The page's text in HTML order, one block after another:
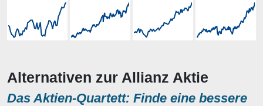
Alternativen zur Allianz Aktie
Das Aktien-Quartett: Finde eine bessere